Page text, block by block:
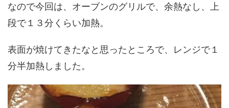
なので今回は、オーブンのグリルで、余熱なし、上
段で１３分くらい加熱。
表面が焼けてきたなと思ったところで、レンジで１
分半加熱しました。